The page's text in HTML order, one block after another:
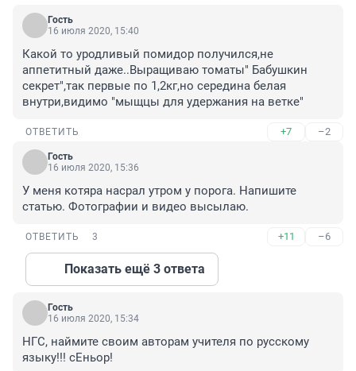
Гость
16 июля 2020, 15:40
Какой то уродливый помидор получился,не
аппетитный даже..Выращиваю томаты" Бабушкин
секрет",так первые по 1,2кг,но середина белая
внутри,видимо "мыщцы для удержания на ветке"
ОТВЕТИТЬ +7 –2
Гость
16 июля 2020, 15:36
У меня котяра насрал утром у порога. Напишите
статью. Фотографии и видео высылаю.
ОТВЕТИТЬ 3 +11 –6
Показать ещё 3 ответа
Гость
16 июля 2020, 15:34
НГС, наймите своим авторам учителя по русскому
языку!!! сЕньор!